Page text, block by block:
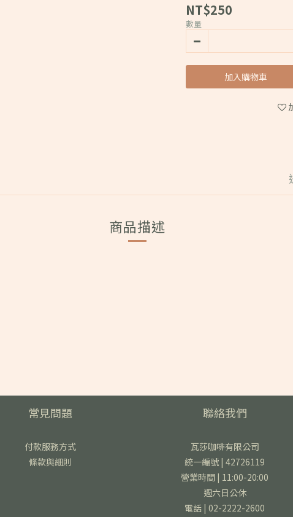
NT$250
數量
加入購物車
商品描述
常見問題
付款服務方式
條款與細則
聯絡我們
瓦莎咖啡有限公司
統一編號 | 42726119
營業時間 | 11:00-20:00
週六日公休
電話 | 02-2222-2600